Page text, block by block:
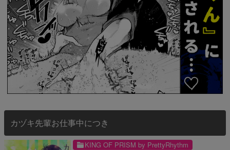
カヅキ先輩お仕事中につき
KING OF PRISM by PrettyRhythm